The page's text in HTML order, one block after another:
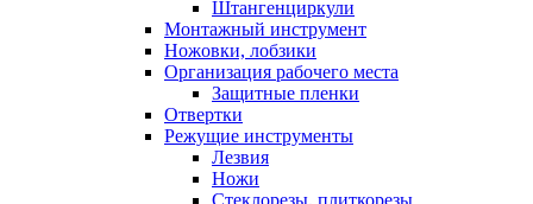
Штангенциркули
Монтажный инструмент
Ножовки, лобзики
Организация рабочего места
Защитные пленки
Отвертки
Режущие инструменты
Лезвия
Ножи
Стеклорезы, плиткорезы